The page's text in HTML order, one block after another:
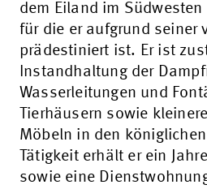
dem Eiland im
für die er aufgrund seiner
prädestiniert ist. Er ist
Instandhaltung der
Wasserleitungen und
Tierhäusern sowie
Möbeln in den
Tätigkeit erhält er ein
sowie eine